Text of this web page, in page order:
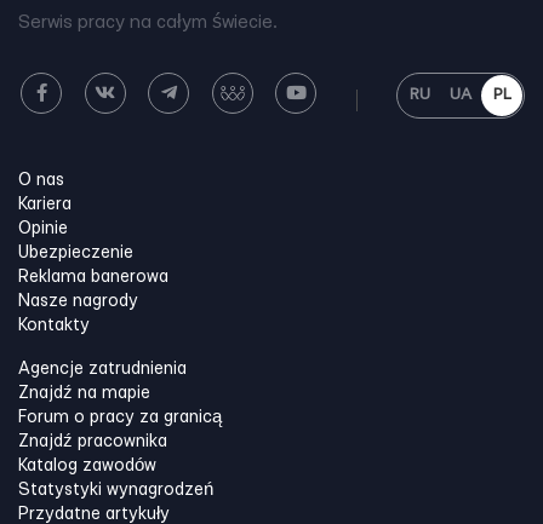
Serwis pracy na całym świecie.
RU UA PL
O nas
Kariera
Opinie
Ubezpieczenie
Reklama banerowa
Nasze nagrody
Kontakty
Agencje zatrudnienia
Znajdź na mapie
Forum o pracy za granicą
Znajdź pracownika
Katalog zawodów
Statystyki wynagrodzeń
Przydatne artykuły